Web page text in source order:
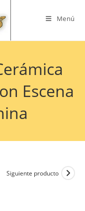
Menú
Escena
Siguiente producto